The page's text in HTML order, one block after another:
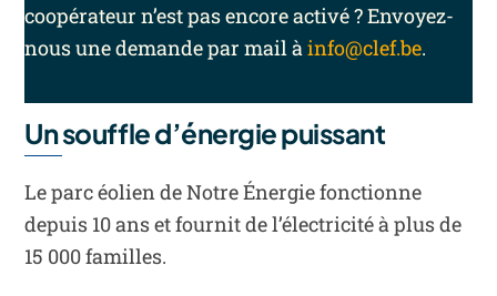
coopérateur n’est pas encore activé ? Envoyez-
nous une demande par mail àinfo@clef.be.
Un souffle d’énergie puissant
Le parc éolien de Notre Énergie fonctionne
depuis 10 ans et fournit de l’électricité à plus de
15 000 familles.